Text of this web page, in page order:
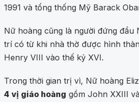
1991 và tổng thống Mỹ Barack
Nữ hoàng cũng là người đứng đầu
trí có từ khi nhà thờ được hình
Henry VIII vào thế kỷ XVI.
Trong thời gian trị vì, Nữ hoàng
4 vị giáo hoàng gồm John XXIII